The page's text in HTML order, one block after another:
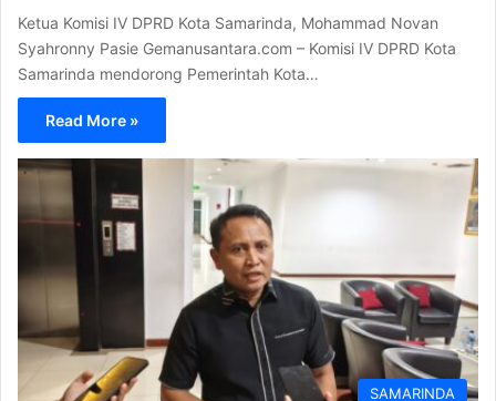
Ketua Komisi IV DPRD Kota Samarinda, Mohammad Novan
Syahronny Pasie Gemanusantara.com – Komisi IV DPRD Kota
Samarinda mendorong Pemerintah Kota…
Read More »
SAMARINDA